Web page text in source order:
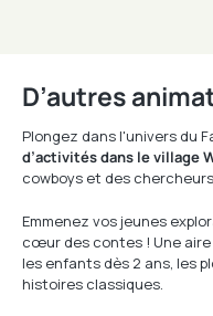
D’autres
Plongez dans l'univers du
d’activités dans le village
cowboys et des chercheurs
Emmenez vos jeunes
cœur des contes ! Une
les enfants dès 2 ans, les
histoires classiques.